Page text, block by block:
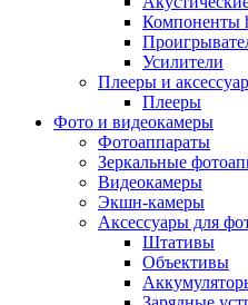
Сотовые
Планшеты
Электронные
Аксессуары
Док
Пленки
Прочие
Компоненты
Усилители
Плееры и
Плееры
Фото и видеокамеры
Фотоаппараты
Зеркальные
Видеокамеры
Экшн-камеры
Аксессуары для
Штативы
Объективы